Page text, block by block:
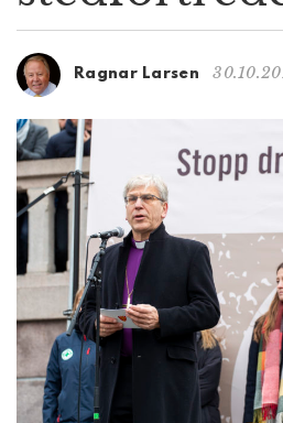
Ragnar Larsen